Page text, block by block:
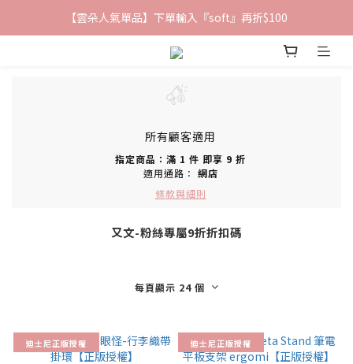
鐵粉群開張！限時加入贈100折價券🎀
【雲朵人氣單品】下單輸入『soft』再折$100
✨前往加入LINE好友領取專屬 $100優惠券✨
鐵粉群開張！限時加入贈100折價券🎀
所有顧客適用
指定商品：滿 1 件 即享 9 折
適用通路： 網店
條款與細則
又文-粉絲專屬9折折扣碼
每頁顯示 24 個
迪士尼正版授權 迪士尼正版授權